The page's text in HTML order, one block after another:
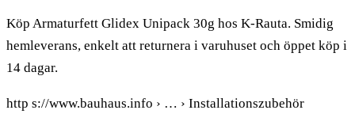
Köp Armaturfett Glidex Unipack 30g hos K-Rauta. Smidig
hemleverans, enkelt att returnera i varuhuset och öppet köp i
14 dagar.
http s://www.bauhaus.info › … › Installationszubehör